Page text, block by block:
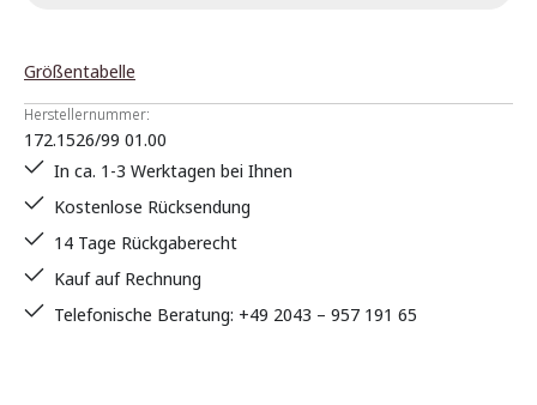
Größentabelle
Herstellernummer:
172.1526/99 01.00
In ca. 1-3 Werktagen bei Ihnen
Kostenlose Rücksendung
14 Tage Rückgaberecht
Kauf auf Rechnung
Telefonische Beratung: +49 2043 – 957 191 65